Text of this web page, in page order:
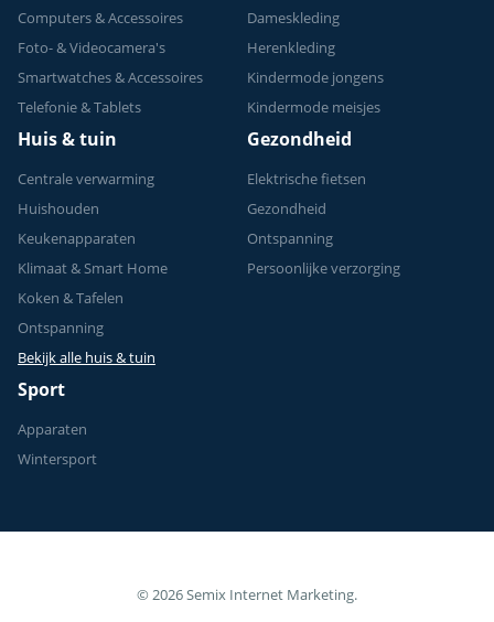
Computers & Accessoires
Foto- & Videocamera's
Smartwatches & Accessoires
Telefonie & Tablets
Dameskleding
Herenkleding
Kindermode jongens
Kindermode meisjes
Huis & tuin
Centrale verwarming
Huishouden
Keukenapparaten
Klimaat & Smart Home
Koken & Tafelen
Ontspanning
Bekijk alle huis & tuin
Gezondheid
Elektrische fietsen
Gezondheid
Ontspanning
Persoonlijke verzorging
Sport
Apparaten
Wintersport
© 2026 Semix Internet Marketing.